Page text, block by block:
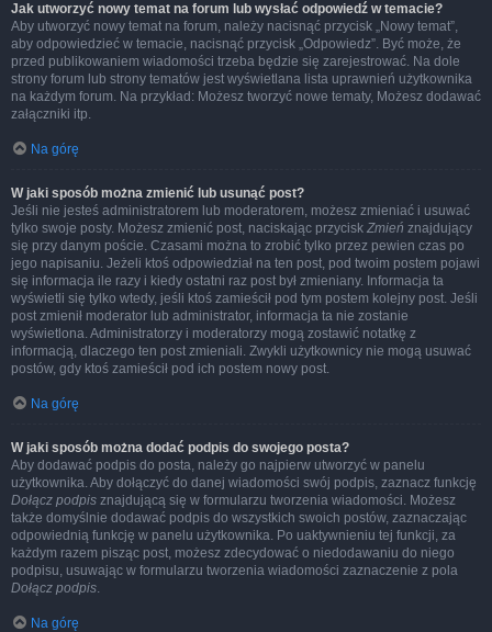
Jak utworzyć nowy temat na forum lub wysłać odpowiedź w temacie?
Aby utworzyć nowy temat na forum, należy nacisnąć przycisk „Nowy temat”,
aby odpowiedzieć w temacie, nacisnąć przycisk „Odpowiedz”. Być może, że
przed publikowaniem wiadomości trzeba będzie się zarejestrować. Na dole
strony forum lub strony tematów jest wyświetlana lista uprawnień użytkownika
na każdym forum. Na przykład: Możesz tworzyć nowe tematy, Możesz dodawać
załączniki itp.
Na górę
W jaki sposób można zmienić lub usunąć post?
Jeśli nie jesteś administratorem lub moderatorem, możesz zmieniać i usuwać
tylko swoje posty. Możesz zmienić post, naciskając przycisk Zmień znajdujący
się przy danym poście. Czasami można to zrobić tylko przez pewien czas po
jego napisaniu. Jeżeli ktoś odpowiedział na ten post, pod twoim postem pojawi
się informacja ile razy i kiedy ostatni raz post był zmieniany. Informacja ta
wyświetli się tylko wtedy, jeśli ktoś zamieścił pod tym postem kolejny post. Jeśli
post zmienił moderator lub administrator, informacja ta nie zostanie
wyświetlona. Administratorzy i moderatorzy mogą zostawić notatkę z
informacją, dlaczego ten post zmieniali. Zwykli użytkownicy nie mogą usuwać
postów, gdy ktoś zamieścił pod ich postem nowy post.
Na górę
W jaki sposób można dodać podpis do swojego posta?
Aby dodawać podpis do posta, należy go najpierw utworzyć w panelu
użytkownika. Aby dołączyć do danej wiadomości swój podpis, zaznacz funkcję
Dołącz podpis znajdującą się w formularzu tworzenia wiadomości. Możesz
także domyślnie dodawać podpis do wszystkich swoich postów, zaznaczając
odpowiednią funkcję w panelu użytkownika. Po uaktywnieniu tej funkcji, za
każdym razem pisząc post, możesz zdecydować o niedodawaniu do niego
podpisu, usuwając w formularzu tworzenia wiadomości zaznaczenie z pola
Dołącz podpis.
Na górę